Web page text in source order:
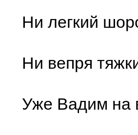
Ни легкий
Ни вепря
Уже Вадим на